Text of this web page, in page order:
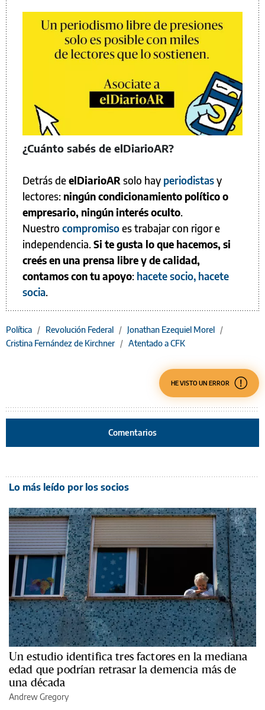
¿Cuánto sabés de elDiarioAR?
Detrás deelDiarioAR solo hay periodistasy
lectores: ningún condicionamiento político o
empresario, ningún interés oculto.
Nuestro compromisoes trabajar con rigor e
independencia.Si te gusta lo que hacemos, si
creés en una prensa libre y de calidad,
contamos con tu apoyo: hacete socio, hacete
socia.
Política / Revolución Federal / Jonathan Ezequiel Morel /
Cristina Fernández de Kirchner / Atentado a CFK
HE VISTO UN ERROR
Comentarios
Lo más leído por los socios
Un estudio identifica tres factores en la mediana
edad que podrían retrasar la demencia más de
una década
Andrew Gregory